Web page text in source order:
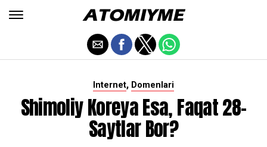
Internet, Domenlari
Shimoliy Koreya Esa, Faqat 28-
Saytlar Bor?